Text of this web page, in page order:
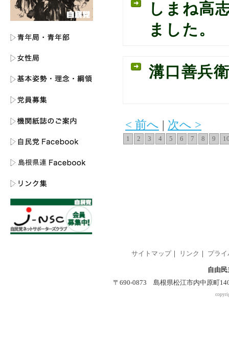
しまね高
ました。
溝口善兵
< 前へ | 次へ >
1 2 3 4 5 6 7 8 9
サイトマップ｜ リンク プラ
自由
〒690-0873 島根県松江市内中原町